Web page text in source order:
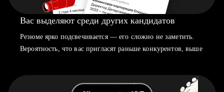
Вас выделяют среди других кандидатов
Резюме ярко подсвечивается — его сложно не заметить.
Вероятность, что вас пригласят раньше конкурентов, выше